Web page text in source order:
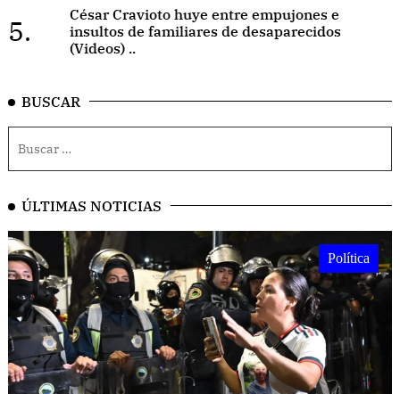
5.
César Cravioto huye entre empujones e
insultos de familiares de desaparecidos
(Videos) ..
BUSCAR
ÚLTIMAS NOTICIAS
Política